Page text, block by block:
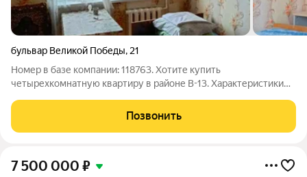
бульвар Великой Победы, 21
Номер в базе компании: 118763. Хотите купить
четырехкомнатную квартиру в районе В-13. Характеристики
расположен на 8 этаже 10 этажного дома. Преимущества
квартиры: - квартира в обычном
Позвонить
7 500 000 ₽